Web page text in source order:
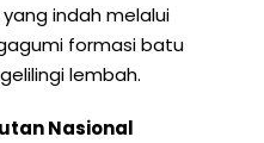
indah melalui
formasi batu
lembah.
Nasional